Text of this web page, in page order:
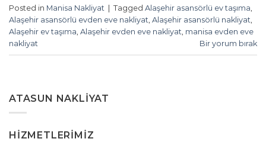
Posted in Manisa Nakliyat Tagged Alaşehir asansörlü ev taşıma,
Alaşehir asansörlü evden eve nakliyat, Alaşehir asansörlü nakliyat,
Alaşehir ev taşıma, Alaşehir evden eve nakliyat, manisa evden eve
nakliyat
Bir yorum bırak
ATASUN NAKLIYAT
HIZMETLERIMIZ